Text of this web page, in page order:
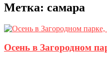
Метка: самара
Осень в Загородном